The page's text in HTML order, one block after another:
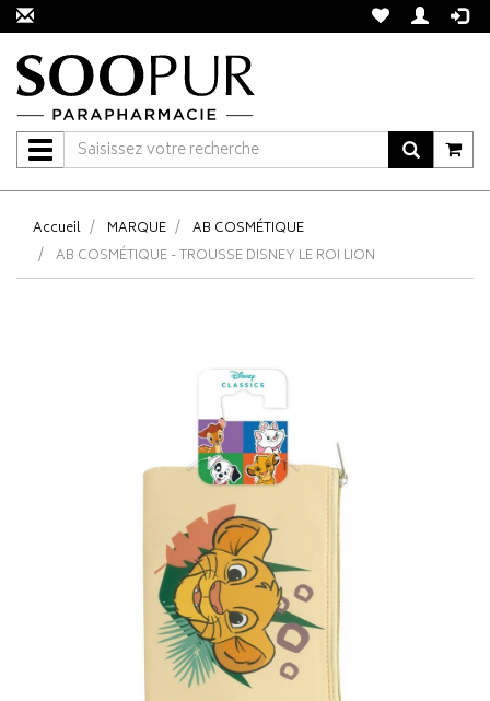
Navigation
Accueil MARQUE
AB COSMÉTIQUE
AB COSMÉTIQUE - TROUSSE DISNEY LE ROI LION